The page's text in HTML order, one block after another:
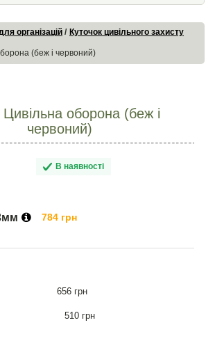
організацій Куточок цивільного захисту
(беж і червоний)
оборона (беж і
червоний)
В наявності
784 грн
656 грн
510 грн